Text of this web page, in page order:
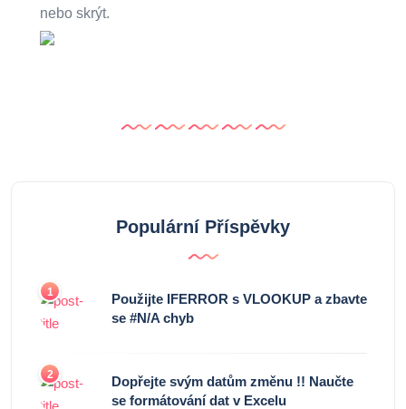
nebo skrýt.
Populární Příspěvky
1
Použijte IFERROR s VLOOKUP a zbavte
se #N/A chyb
2
Dopřejte svým datům změnu !! Naučte
se formátování dat v Excelu